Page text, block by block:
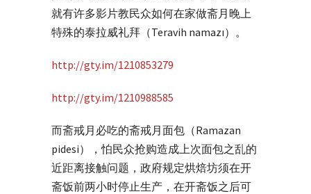
就有许多影片教民众如何在家做斋月晚上
特殊的泰拉威礼拜（Teravih namazı）。
http://gty.im/1210853279
http://gty.im/1210988585
而斋戒月必吃的斋戒月面包（Ramazan
pidesi），怕民众抢购造成上次面包之乱的
近距离接触问题，政府规定烘焙坊须在开
斋饭前两小时停止生产，在开斋饭之后可